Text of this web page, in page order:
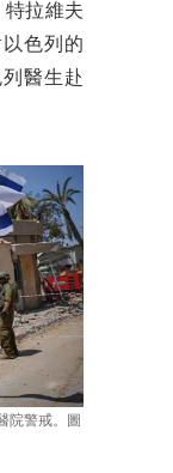
拉維夫
色列的
醫生赴
院警戒。圖